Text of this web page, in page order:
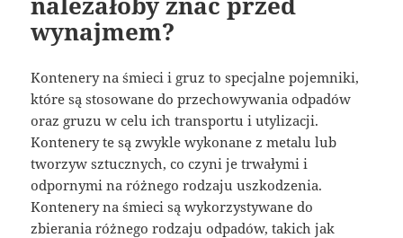
wynajmem?
Kontenery na śmieci i gruz to specjalne pojemniki,
które są stosowane do przechowywania odpadów
oraz gruzu w celu ich transportu i utylizacji.
Kontenery te są zwykle wykonane z metalu lub
tworzyw sztucznych, co czyni je trwałymi i
odpornymi na różnego rodzaju uszkodzenia.
Kontenery na śmieci są wykorzystywane do
zbierania różnego rodzaju odpadów, takich jak